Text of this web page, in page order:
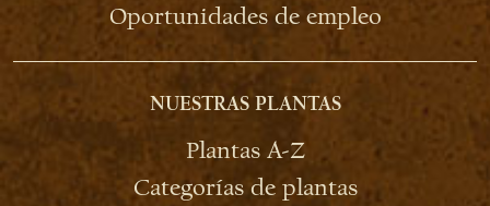
Oportunidades de empleo
NUESTRAS PLANTAS
Plantas A-Z
Categorías de plantas